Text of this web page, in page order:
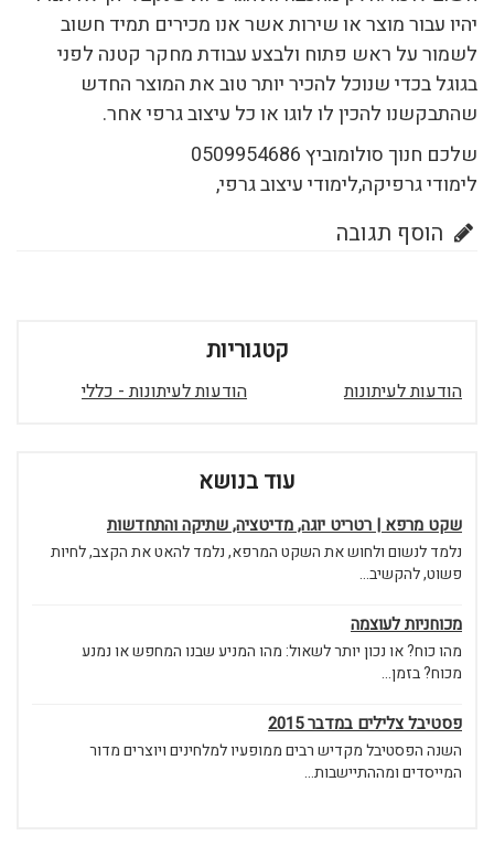
יהיו עבור מוצר או שירות אשר אנו מכירים תמיד חשוב
לשמור על ראש פתוח ולבצע עבודת מחקר קטנה לפני
בגוגל בכדי שנוכל להכיר יותר טוב את המוצר החדש
שהתבקשנו להכין לו לוגו או כל עיצוב גרפי אחר.
שלכם חנוך סולומוביץ 0509954686
לימודי גרפיקה,לימודי עיצוב גרפי,
הוסף תגובה
קטגוריות
הודעות לעיתונות הודעות לעיתונות - כללי
עוד בנושא
שקט מרפא | רטריט יוגה, מדיטציה, שתיקה והתחדשות
נלמד לנשום ולחוש את השקט המרפא, נלמד להאט את הקצב, לחיות
פשוט, להקשיב...
מכוחניות לעוצמה
מהו כוח? או נכון יותר לשאול: מהו המניע שבנו המחפש או נמנע
מכוח? בזמן...
פסטיבל צלילים במדבר 2015
השנה הפסטיבל מקדיש רבים ממופעיו למלחינים ויוצרים מדור
המייסדים ומההתיישבות...